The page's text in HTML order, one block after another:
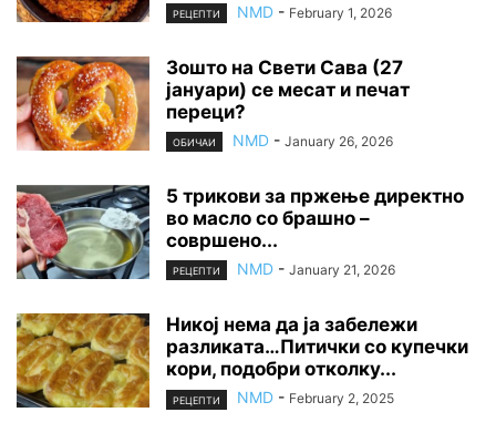
РЕЦЕПТИ NMD - February 1, 2026
Зошто на Свети Сава (27
јануари) се месат и печат
переци?
ОБИЧАИ NMD - January 26, 2026
5 трикови за пржење директно
во масло со брашно –
совршено...
РЕЦЕПТИ NMD - January 21, 2026
Никој нема да ја забележи
разликата…Питички со купечки
кори, подобри отколку...
РЕЦЕПТИ NMD - February 2, 2025